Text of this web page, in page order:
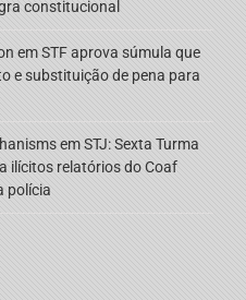
constitucional
emSTF aprova súmula que
e substituição de pena para
emSTJ: Sexta Turma
ilícitos relatórios do Coaf
polícia